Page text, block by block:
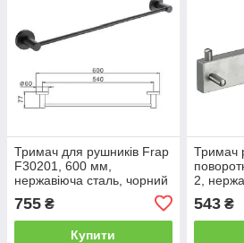
Тримач для рушників Frap
F30201, 600 мм,
нержавіюча сталь, чорний
755 ₴
Купити
Тримач
2,
543₴